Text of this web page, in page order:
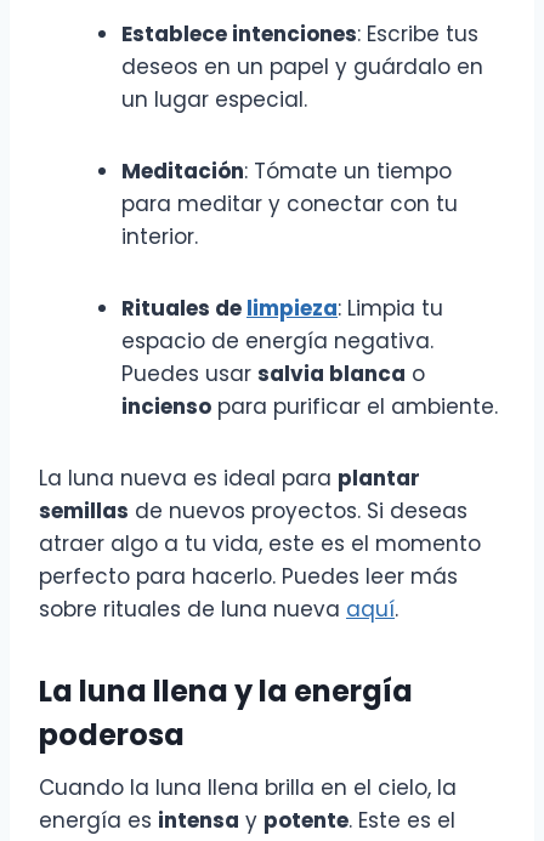
Establece intenciones: Escribe tus
deseos en un papel y guárdalo en
un lugar especial.
Meditación: Tómate un tiempo
para meditar y conectar con tu
interior.
Rituales de limpieza: Limpia tu
espacio de energía negativa.
Puedes usar salvia blanca o
incienso para purificar el ambiente.
La luna nueva es ideal para plantar
semillas de nuevos proyectos. Si deseas
atraer algo a tu vida, este es el momento
perfecto para hacerlo. Puedes leer más
sobre rituales de luna nueva aquí.
La luna llena y la energía
poderosa
Cuando la luna llena brilla en el cielo, la
energía es intensa y potente. Este es el